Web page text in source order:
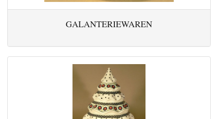
GALANTERIEWAREN